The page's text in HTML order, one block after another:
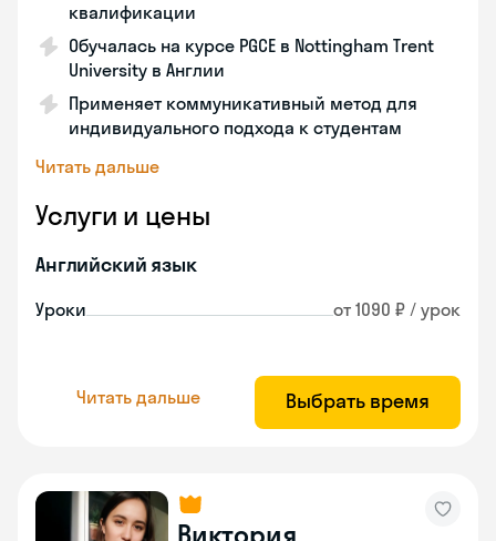
квалификации
Обучалась на курсе PGCE в Nottingham Trent
University в Англии
Применяет коммуникативный метод для
индивидуального подхода к студентам
Читать дальше
Услуги и цены
Английский язык
Уроки от 1090 ₽ / урок
Читать дальше Выбрать время
Виктория